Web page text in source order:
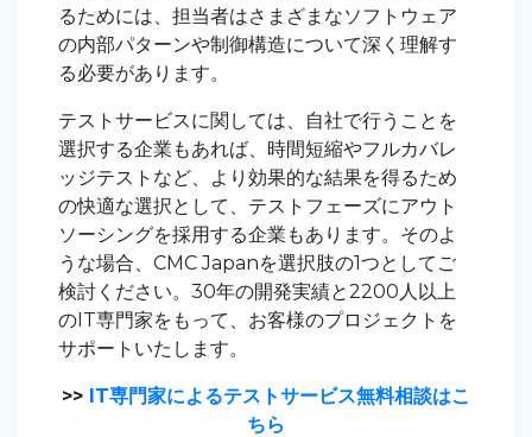
るためには、担当者はさまざまなソフトウェア
の内部パターンや制御構造について深く理解す
る必要があります。
テストサービスに関しては、自社で行うことを
選択する企業もあれば、時間短縮やフルカバレ
ッジテストなど、より効果的な結果を得るため
の快適な選択として、テストフェーズにアウト
ソーシングを採用する企業もあります。そのよ
うな場合、CMC Japanを選択肢の1つとしてご
検討ください。30年の開発実績と2200人以上
のIT専門家をもって、お客様のプロジェクトを
サポートいたします。
>> IT専門家によるテストサービス無料相談はこ
ちら